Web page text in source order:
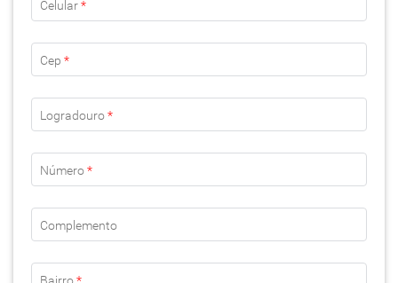
Celular*
Cep *
Logradouro*
Número*
Complemento